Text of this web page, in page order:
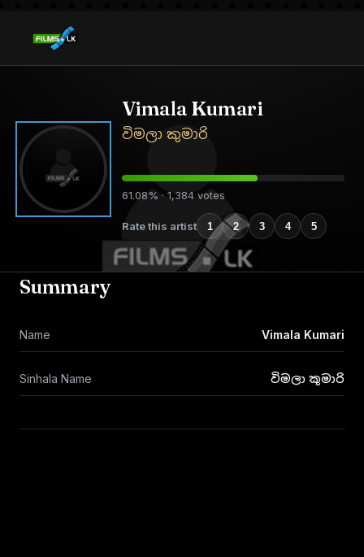
Vimala Kumari
විමලා කුමාරි
61.08% · 1,384 votes
Rate this artist 1 2 3 4 5
Summary
Name Vimala Kumari
Sinhala Name විමලා කුමාරි